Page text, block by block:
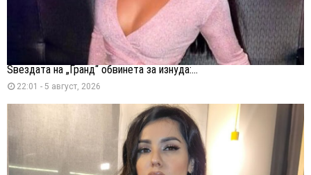
Ѕвездата на „Гранд“ обвинета за изнуда:...
22:01 - 5 август, 2026